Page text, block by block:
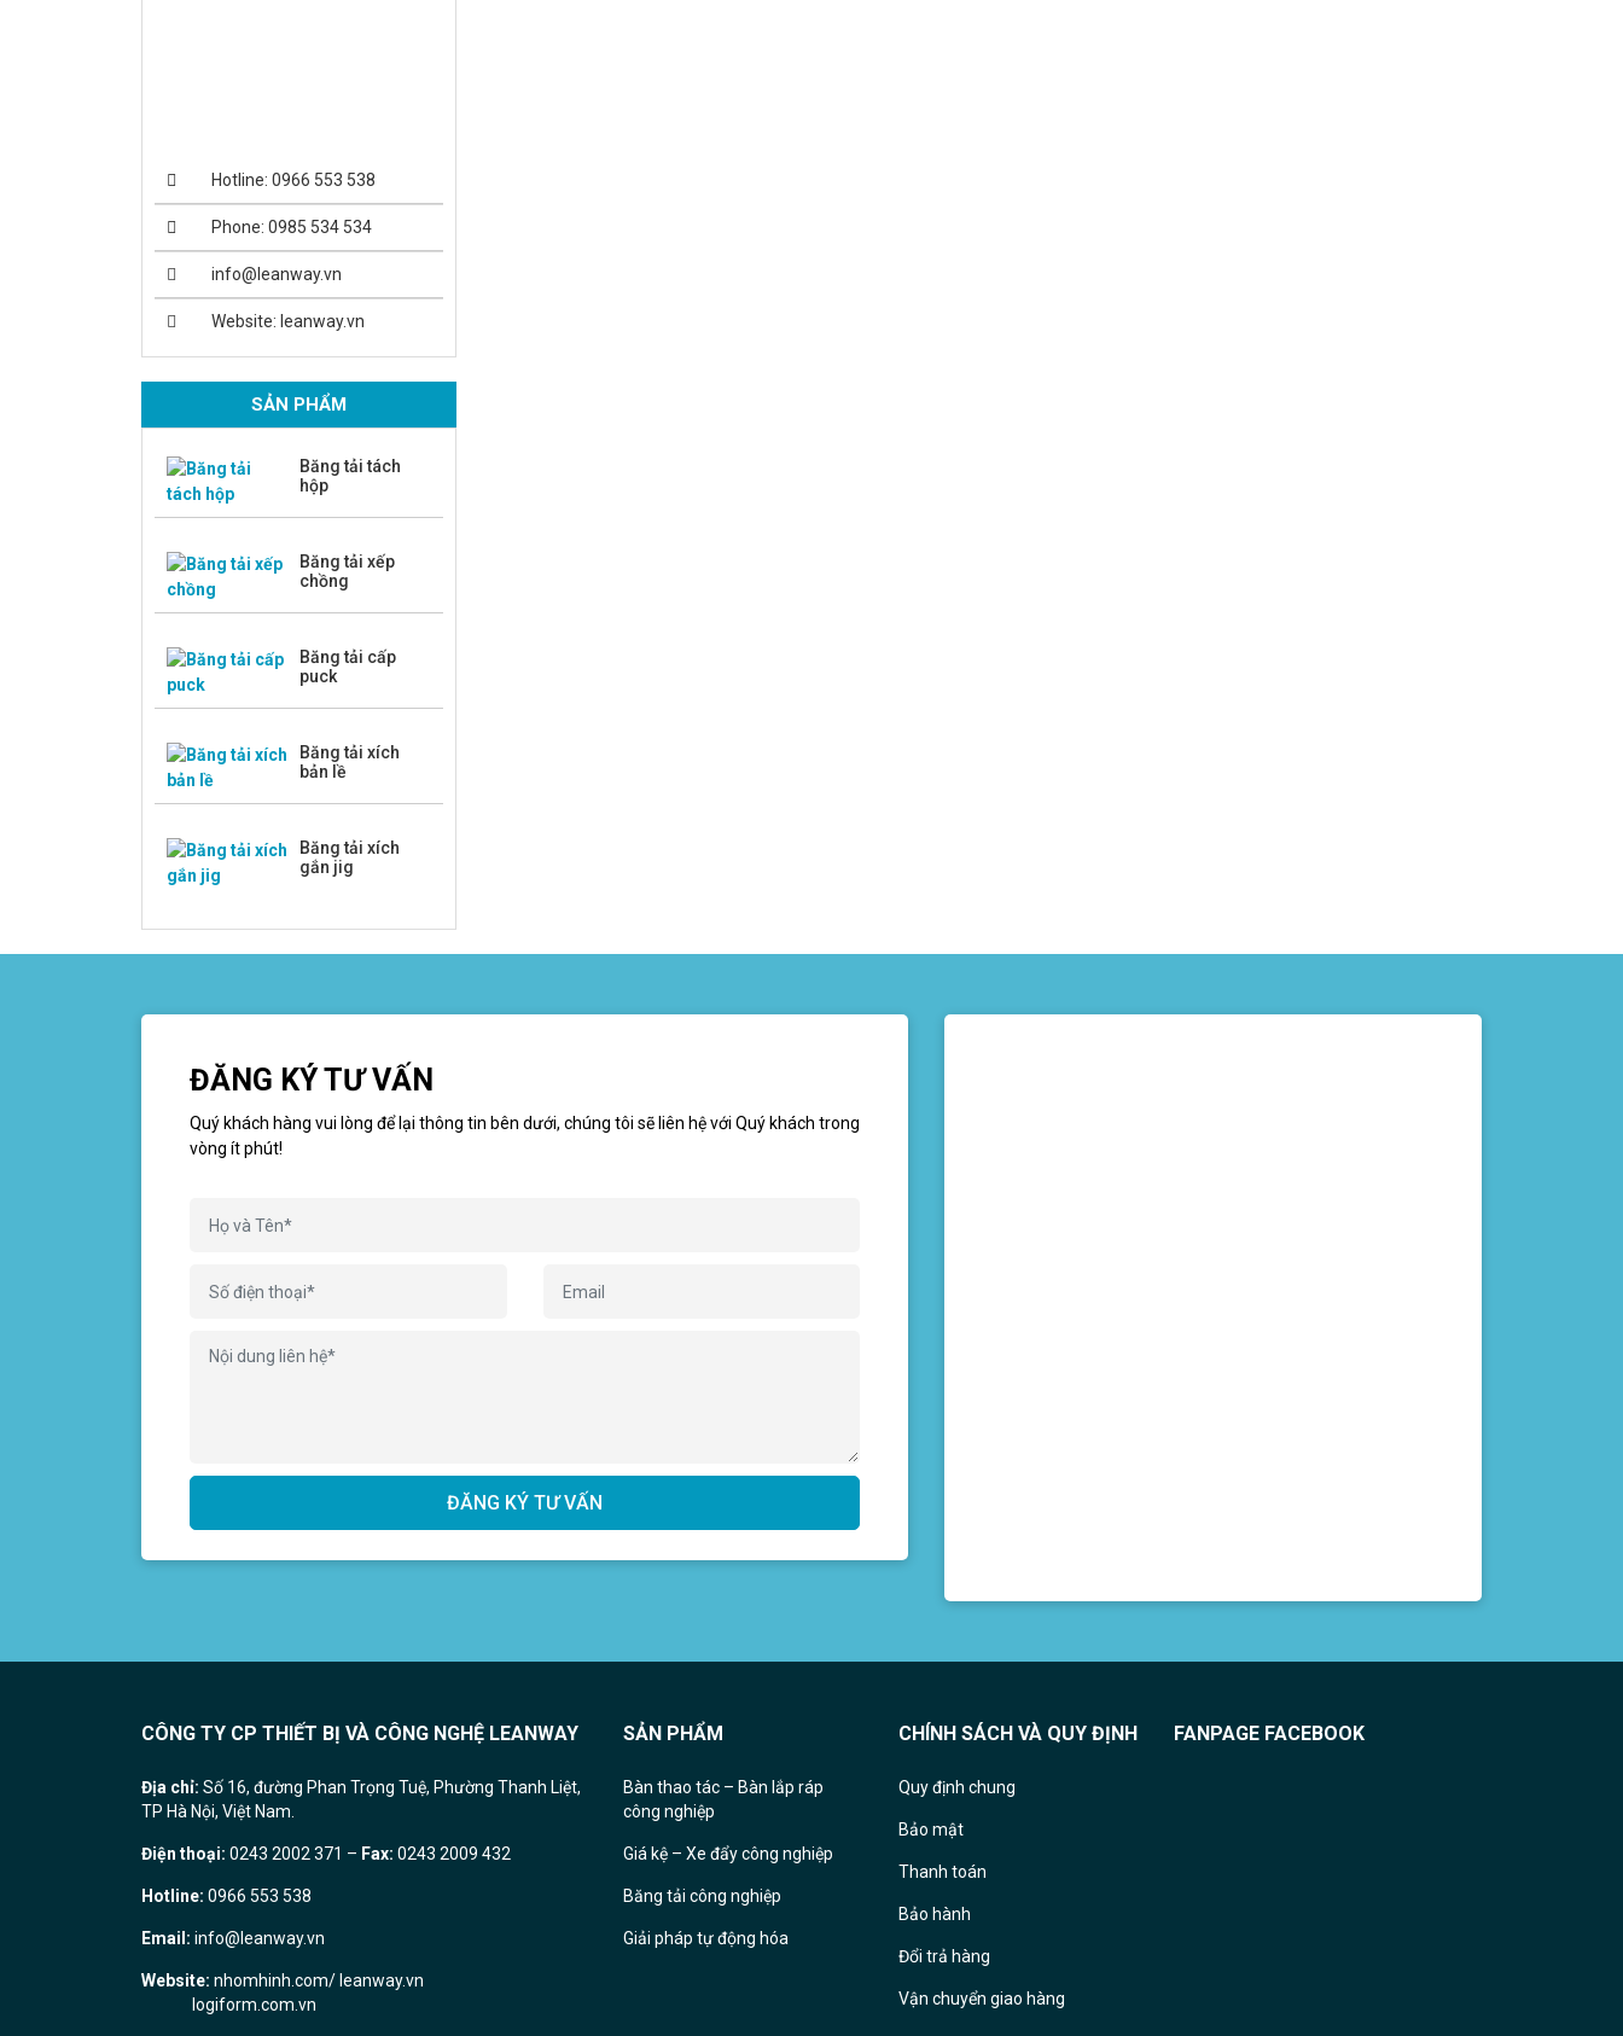
Hotline: 0966 553 538
Phone: 0985 534 534
info@leanway.vn
Website: leanway.vn
SẢN PHẨM
Băng tải tách
hộp
Băng tải xếp
chồng
Băng tải cấp
puck
Băng tải xích
bản lề
Băng tải xích
gắn jig
ĐĂNG KÝ TƯ VẤN
Quý khách hàng vui lòng để lại thông tin bên dưới, chúng tôi sẽ liên hệ với Quý khách trong
vòng ít phút!
CÔNG TY CP THIẾT BỊ VÀ CÔNG NGHỆ LEANWAY
Địa chỉ: Số 16, đường Phan Trọng Tuệ, Phường Thanh Liệt,
TP Hà Nội, Việt Nam.
Điện thoại: 0243 2002 371 – Fax: 0243 2009 432
Hotline: 0966 553 538
Email: info@leanway.vn
Website: nhomhinh.com/ leanway.vn
logiform.com.vn
SẢN PHẨM
Bàn thao tác – Bàn lắp ráp
công nghiệp
Giá kệ – Xe đẩy công nghiệp
Băng tải công nghiệp
Giải pháp tự động hóa
CHÍNH SÁCH VÀ QUY ĐỊNH
Quy định chung
Bảo mật
Thanh toán
Bảo hành
Đổi trả hàng
Vận chuyển giao hàng
FANPAGE FACEBOOK